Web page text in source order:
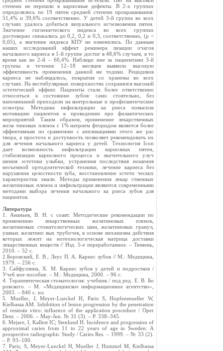
Литература
1. Ананьев, В. Н. с соавт. Методические рекомендации по
применению лекарственных желатиновых пленок,
желатиновых стоматологических шин, желатиновых гранул,
ушных желатино вых трубочек, в основе механизма действия
которых лежит на нотехнологическая матрица доставки
лекарственных веществ // Изд. 5-е переработанное. – Тюмень,
2010. – 52 с.
2.Боровский, Е. В., Леус П. А. Кариес зубов // М.: Медицина,
1979. – 256 с.
3. Сайфуллина, Х. М. Кариес зубов у детей и подростков /
Учеб ное пособие. – М.: Медицина, 2000. – 96 с.
4. Терапевтическая стоматология: учебник / под ред. Е. В. Бо
ровского. – М. «Медицинское информационное агентство»,
2003. – 840 с. ил.
5. Mueller, J, Meyer-Lueckel H, Paris S, Hopfenmueller W,
Kielbassa AM. Inhibition of lesion progression by the penetration
of resinsin vitro: influence of the application procedure / Oper
Dent. – 2006. – May-Jun. № 31 (3). – Р. 338–345.
6. Mejare, I, Kallest IC; Stenlund H. Incidence and progression of
approximal caries from 11 to 22 years of age in Sweden: A
prospective radiographic Study / Caries Res. – 1999. – № 33 (2).
– Р. 93–100.
7. Paris, S, Meyer-Lueckel H, Mueller J, Hummel M, Kielbassa